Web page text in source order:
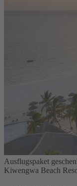
Ausflugspaket
Kiwengwa Beach